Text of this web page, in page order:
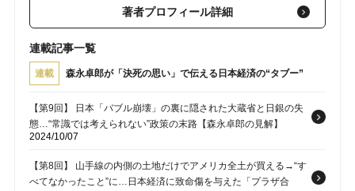
著者プロフィール詳細
連載記事一覧
連載 森永卓郎が「決死の思い」で伝える日本経済の“タブー”
【第9回】 日本「バブル崩壊」の裏に隠された大蔵省と日銀の失
態…“常識では考えられない”政策の末路【森永卓郎の見解】
2024/10/07
【第8回】 山手線の内側の土地だけでアメリカ全土が買える→“す
べてなかったこと”に…日本経済に致命傷を与えた「プラザ合